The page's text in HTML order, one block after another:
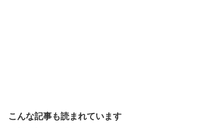
こんな記事も読まれています